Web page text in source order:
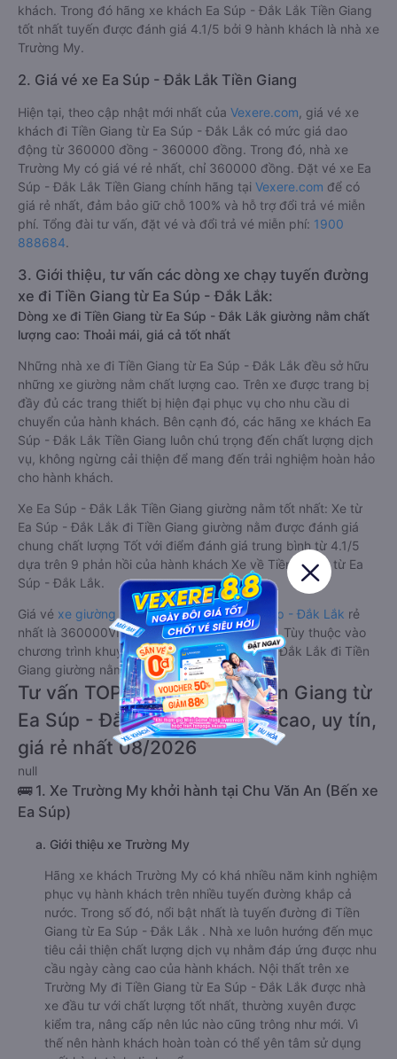
khách. Trong đó hãng xe khách Ea Súp - Đắk Lắk Tiền Giang
tốt nhất tuyến được đánh giá 4.1/5 bởi 9 hành khách là nhà xe
Trường My.
2. Giá vé xe Ea Súp - Đắk Lắk Tiền Giang
Hiện tại, theo cập nhật mới nhất của Vexere.com , giá vé xe
khách đi Tiền Giang từ Ea Súp - Đắk Lắk có mức giá dao
động từ 360000 đồng - 360000 đồng. Trong đó, nhà xe
Trường My có giá vé rẻ nhất, chỉ 360000 đồng. Đặt vé xe Ea
Súp - Đắk Lắk Tiền Giang chính hãng tại Vexere.com để có
giá rẻ nhất, đảm bảo giữ chỗ 100% và hỗ trợ đổi trả vé miễn
phí. Tổng đài tư vấn, đặt vé và đổi trả vé miễn phí: 1900
888684.
3. Giới thiệu, tư vấn các dòng xe chạy tuyến đường
xe đi Tiền Giang từ Ea Súp - Đắk Lắk:
Dòng xe đi Tiền Giang từ Ea Súp - Đắk Lắk giường nằm chất
lượng cao: Thoải mái, giá cả tốt nhất
Những nhà xe đi Tiền Giang từ Ea Súp - Đắk Lắk đều sở hữu
những xe giường nằm chất lượng cao. Trên xe được trang bị
đầy đủ các trang thiết bị hiện đại phục vụ cho nhu cầu di
chuyển của hành khách. Bên cạnh đó, các hãng xe khách Ea
Súp - Đắk Lắk Tiền Giang luôn chú trọng đến chất lượng dịch
vụ, không ngừng cải thiện để mang đến trải nghiệm hoàn hảo
cho hành khách.
Xe Ea Súp - Đắk Lắk Tiền Giang giường nằm tốt nhất: Xe từ
Ea Súp - Đắk Lắk đi Tiền Giang giường nằm được đánh giá
chung chất lượng Tốt với điểm đánh giá trung bình từ 4.1/5
dựa trên 9 phản hồi của hành khách Xe về Tiền Giang từ Ea
Súp - Đắk Lắk.
Giá vé xe giường nằm đi Tiền Giang từ Ea Súp - Đắk Lắk rẻ
nhất là 360000VND của hãng xe Trường My. Tùy thuộc vào
chương trình khuyến mãi, giá vé Xe Ea Súp - Đắk Lắk đi Tiền
Giang giường nằm này có thể sẽ rẻ hơn.
Tư vấn TOP 1 xe khách đi Tiền Giang từ
Ea Súp - Đắk Lắk chất lượng cao, uy tín,
giá rẻ nhất 08/2026
null
🚌 1. Xe Trường My khởi hành tại Chu Văn An (Bến xe
Ea Súp)
a. Giới thiệu xe Trường My
Hãng xe khách Trường My có khá nhiều năm kinh nghiệm
phục vụ hành khách trên nhiều tuyến đường khắp cả
nước. Trong số đó, nổi bật nhất là tuyến đường đi Tiền
Giang từ Ea Súp - Đắk Lắk . Nhà xe luôn hướng đến mục
tiêu cải thiện chất lượng dịch vụ nhằm đáp ứng được nhu
cầu ngày càng cao của hành khách. Nội thất trên xe
Trường My đi Tiền Giang từ Ea Súp - Đắk Lắk được nhà
xe đầu tư với chất lượng tốt nhất, thường xuyên được
kiểm tra, nâng cấp nên lúc nào cũng trông như mới. Vì
thế nên hành khách hoàn toàn có thể yên tâm sử dụng